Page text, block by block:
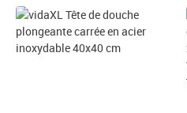
Prix barré 55,99€
Prix 45,87€